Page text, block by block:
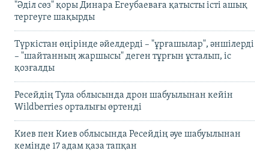
"Әділ сөз" қоры Динара Егеубаеваға қатысты істі ашық
тергеуге шақырды
Түркістан өңірінде әйелдерді – "ұрғашылар", әншілерді
– "шайтанның жаршысы" деген тұрғын ұсталып, іс
қозғалды
Ресейдің Тула облысында дрон шабуылынан кейін
Wildberries орталығы өртенді
Киев пен Киев облысында Ресейдің әуе шабуылынан
кемінде 17 адам қаза тапқан